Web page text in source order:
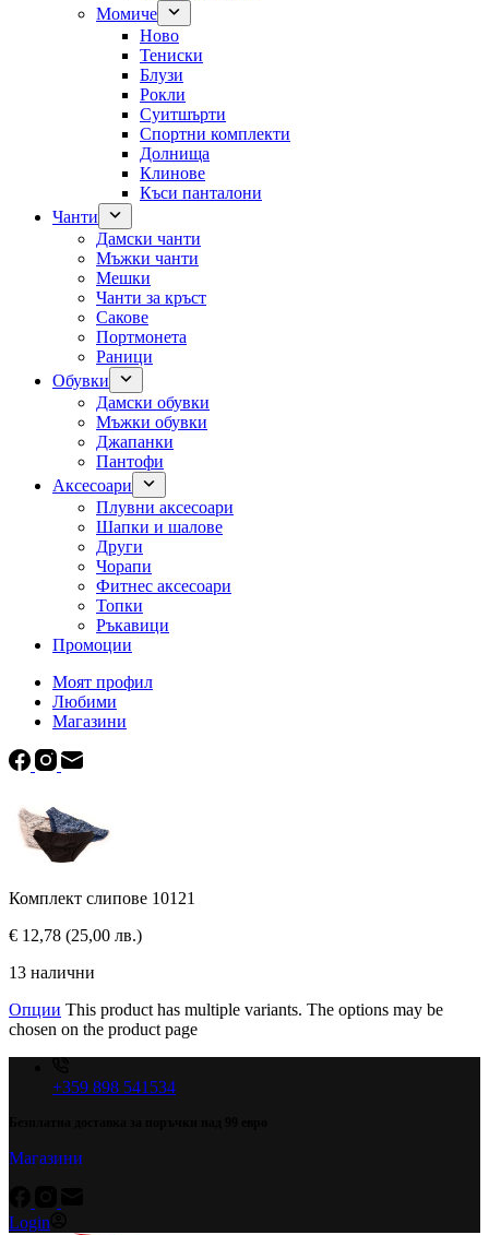
Момиче
Ново
Тениски
Блузи
Рокли
Суитшърти
Спортни комплекти
Долнища
Клинове
Къси панталони
Чанти
Дамски чанти
Мъжки чанти
Мешки
Чанти за кръст
Сакове
Портмонета
Раници
Обувки
Дамски обувки
Мъжки обувки
Джапанки
Пантофи
Аксесоари
Плувни аксесоари
Шапки и шалове
Други
Чорапи
Фитнес аксесоари
Топки
Ръкавици
Промоции
Моят профил
Любими
Магазини
Комплект слипове 10121
€ 12,78 (25,00 лв.)
13 налични
Опции This product has multiple variants. The options may be
chosen on the product page
+359 898 541534
Магазини
Login